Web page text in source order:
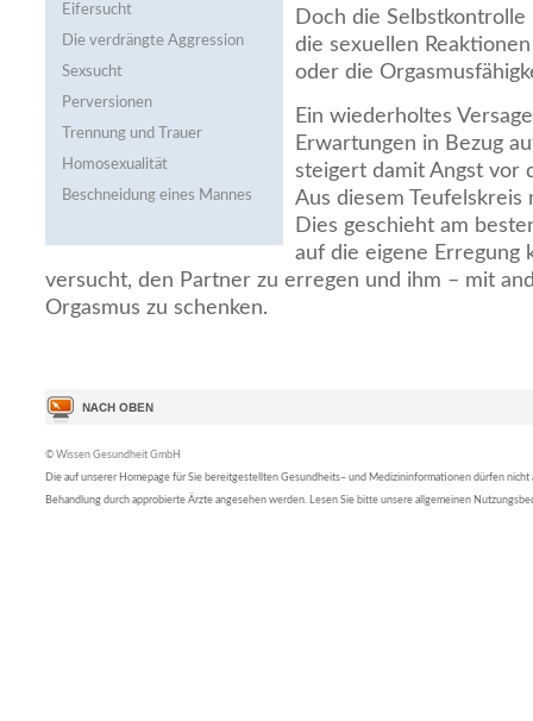
Eifersucht
Die verdrängte Aggression
Sexsucht
Perversionen
Trennung und Trauer
Homosexualität
Beschneidung eines Mannes
Doch die
die sexuellen
oder die
Ein wiederholtes
Erwartungen in Bezug
steigert damit Angst vor
Aus diesem Teufelskreis
Dies geschieht am
auf die eigene Erregung
versucht, den Partner zu erregen und ihm – mit
Orgasmus zu schenken.
© Wissen Gesundheit GmbH
Die auf unserer Homepage für Sie bereitgestellten Gesundheits– und Medizininformationen dürfen nicht
Behandlung durch approbierte Ärzte angesehen werden. Lesen Sie bitte unsere allgemeinen